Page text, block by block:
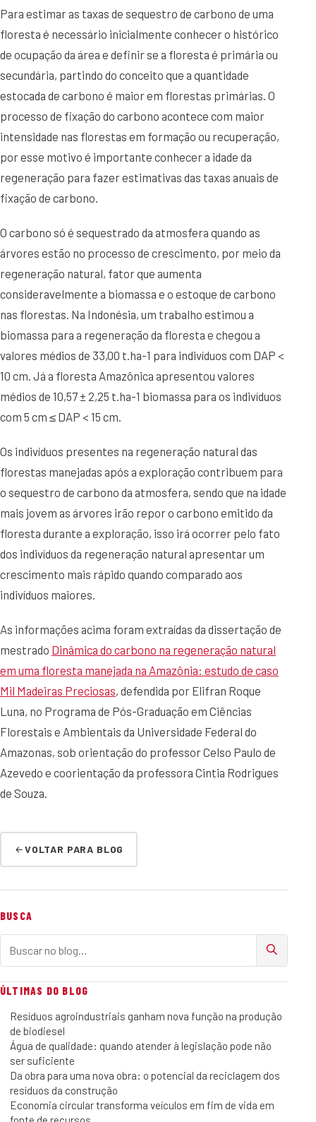
Para estimar as taxas de sequestro de carbono de uma
floresta é necessário inicialmente conhecer o histórico
de ocupação da área e definir se a floresta é primária ou
secundária, partindo do conceito que a quantidade
estocada de carbono é maior em florestas primárias. O
processo de fixação do carbono acontece com maior
intensidade nas florestas em formação ou recuperação,
por esse motivo é importante conhecer a idade da
regeneração para fazer estimativas das taxas anuais de
fixação de carbono.
O carbono só é sequestrado da atmosfera quando as
árvores estão no processo de crescimento, por meio da
regeneração natural, fator que aumenta
consideravelmente a biomassa e o estoque de carbono
nas florestas. Na Indonésia, um trabalho estimou a
biomassa para a regeneração da floresta e chegou a
valores médios de 33,00 t.ha-1 para indivíduos com DAP <
10 cm. Já a floresta Amazônica apresentou valores
médios de 10,57 ± 2,25 t.ha-1 biomassa para os indivíduos
com 5 cm ≤ DAP < 15 cm.
Os indivíduos presentes na regeneração natural das
florestas manejadas após a exploração contribuem para
o sequestro de carbono da atmosfera, sendo que na idade
mais jovem as árvores irão repor o carbono emitido da
floresta durante a exploração, isso irá ocorrer pelo fato
dos indivíduos da regeneração natural apresentar um
crescimento mais rápido quando comparado aos
indivíduos maiores.
As informações acima foram extraídas da dissertação de
mestrado Dinâmica do carbono na regeneração natural
em uma floresta manejada na Amazônia: estudo de caso
Mil Madeiras Preciosas, defendida por Elifran Roque
Luna, no Programa de Pós-Graduação em Ciências
Florestais e Ambientais da Universidade Federal do
Amazonas, sob orientação do professor Celso Paulo de
Azevedo e coorientação da professora Cintia Rodrigues
de Souza.
VOLTAR PARA BLOG
BUSCA
ÚLTIMAS DO BLOG
Resíduos agroindustriais ganham nova função na produção
de biodiesel
Água de qualidade: quando atender à legislação pode não
ser suficiente
Da obra para uma nova obra: o potencial da reciclagem dos
resíduos da construção
Economia circular transforma veículos em fim de vida em